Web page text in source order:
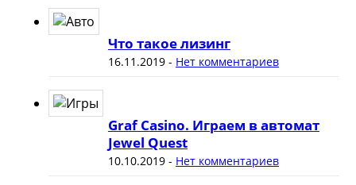
Что такое лизинг
16.11.2019- Нет комментариев
Graf Casino. Играем в автомат
Jewel Quest
10.10.2019- Нет комментариев